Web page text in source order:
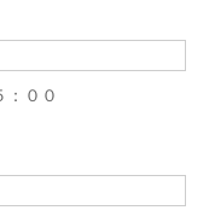
００